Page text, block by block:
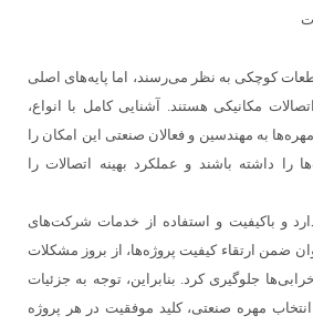
کوچکی به نظر می‌رسند، اما پایه‌های اصلی
مکانیکی هستند. آشنایی کامل با انواع،
به مهندسین و فعالان صنعتی این امکان را
را داشته باشند و عملکرد بهینه اتصالات را
و باکیفیت و استفاده از خدمات شرکت‌های
ضمن ارتقاء کیفیت پروژه‌ها، از بروز مشکلات
جلوگیری کرد. بنابراین، توجه به جزئیات
مهره صنعتی، کلید موفقیت در هر پروژه